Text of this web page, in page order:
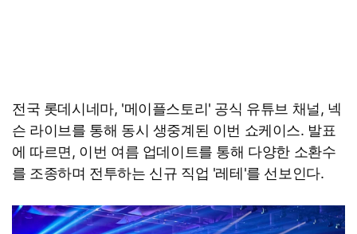
전국 롯데시네마, '메이플스토리' 공식 유튜브 채널, 넥
슨 라이브를 통해 동시 생중계된 이번 쇼케이스. 발표
에 따르면, 이번 여름 업데이트를 통해 다양한 소환수
를 조종하며 전투하는 신규 직업 '레테'를 선보인다.